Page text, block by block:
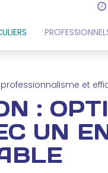
et
:
UN